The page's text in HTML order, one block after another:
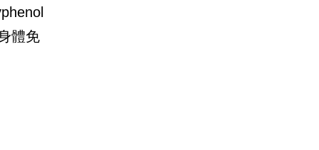
體免